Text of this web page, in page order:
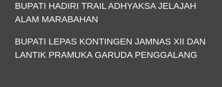
BUPATI HADIRI TRAIL ADHYAKSA JELAJAH
ALAM MARABAHAN
BUPATI LEPAS KONTINGEN JAMNAS XII DAN
LANTIK PRAMUKA GARUDA PENGGALANG